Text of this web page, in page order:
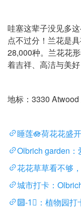
哇塞这辈子没见多
点不过分！兰花是
28,000种。兰花花
着吉祥、高洁与美
地标：3330
睡莲🪷荷花花盛
Olbrich garden：
花花草草看不够
城市打卡：
🔟-1⃣️：植物园打